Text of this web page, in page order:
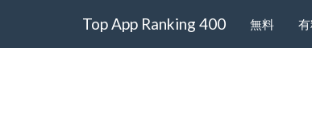
Top App Ranking 400 無料